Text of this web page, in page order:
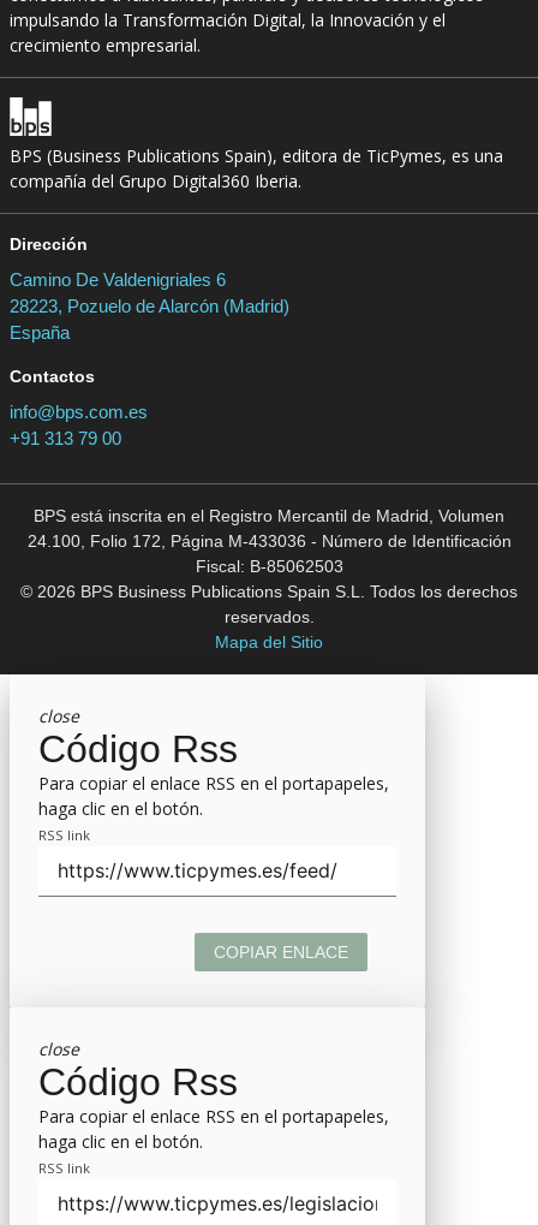
impulsando la Transformación Digital, la Innovación y el
crecimiento empresarial.
BPS (Business Publications Spain), editora de TicPymes, es una
compañía del Grupo Digital360 Iberia.
Dirección
Camino De Valdenigriales 6
28223, Pozuelo de Alarcón (Madrid)
España
Contactos
info@bps.com.es
+91 313 79 00
BPS está inscrita en el Registro Mercantil de Madrid, Volumen
24.100, Folio 172, Página M-433036 - Número de Identificación
Fiscal: B-85062503
© 2026 BPS Business Publications Spain S.L. Todos los derechos
reservados.
Mapa del Sitio
close
Código Rss
Para copiar el enlace RSS en el portapapeles,
haga clic en el botón.
RSS link
COPIAR ENLACE
close
Código Rss
Para copiar el enlace RSS en el portapapeles,
haga clic en el botón.
RSS link